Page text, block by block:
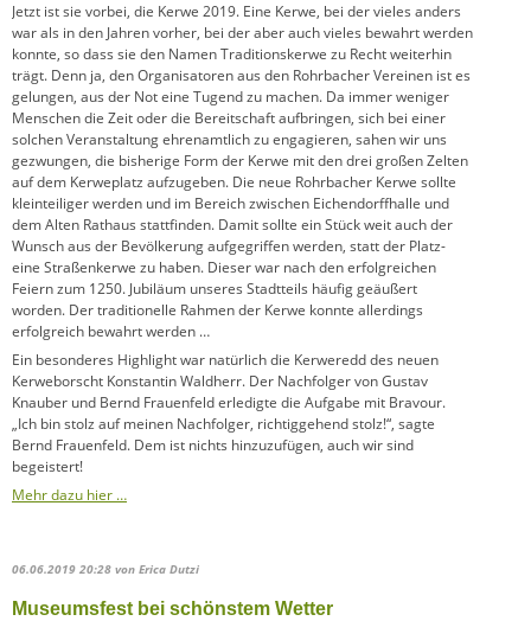
Jetzt ist sie vorbei, die Kerwe 2019. Eine Kerwe, bei der vieles anders
war als in den Jahren vorher, bei der aber auch vieles bewahrt werden
konnte, so dass sie den Namen Traditionskerwe zu Recht weiterhin
trägt. Denn ja, den Organisatoren aus den Rohrbacher Vereinen ist es
gelungen, aus der Not eine Tugend zu machen. Da immer weniger
Menschen die Zeit oder die Bereitschaft aufbringen, sich bei einer
solchen Veranstaltung ehrenamtlich zu engagieren, sahen wir uns
gezwungen, die bisherige Form der Kerwe mit den drei großen Zelten
auf dem Kerweplatz aufzugeben. Die neue Rohrbacher Kerwe sollte
kleinteiliger werden und im Bereich zwischen Eichendorffhalle und
dem Alten Rathaus stattfinden. Damit sollte ein Stück weit auch der
Wunsch aus der Bevölkerung aufgegriffen werden, statt der Platz-
eine Straßenkerwe zu haben. Dieser war nach den erfolgreichen
Feiern zum 1250. Jubiläum unseres Stadtteils häufig geäußert
worden. Der traditionelle Rahmen der Kerwe konnte allerdings
erfolgreich bewahrt werden …
Ein besonderes Highlight war natürlich die Kerweredd des neuen
Kerweborscht Konstantin Waldherr. Der Nachfolger von Gustav
Knauber und Bernd Frauenfeld erledigte die Aufgabe mit Bravour.
„Ich bin stolz auf meinen Nachfolger, richtiggehend stolz!“, sagte
Bernd Frauenfeld. Dem ist nichts hinzuzufügen, auch wir sind
begeistert!
Mehr dazu hier …
06.06.2019 20:28 von Erica Dutzi
Museumsfest bei schönstem Wetter